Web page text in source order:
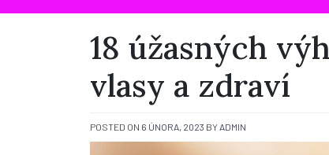
18 úžasných
vlasy a zdraví
POSTED ON 6 ÚNORA, 2023 BY ADMIN